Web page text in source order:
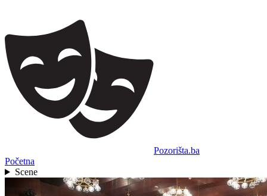
Pozorišta.ba
Početna
Scene